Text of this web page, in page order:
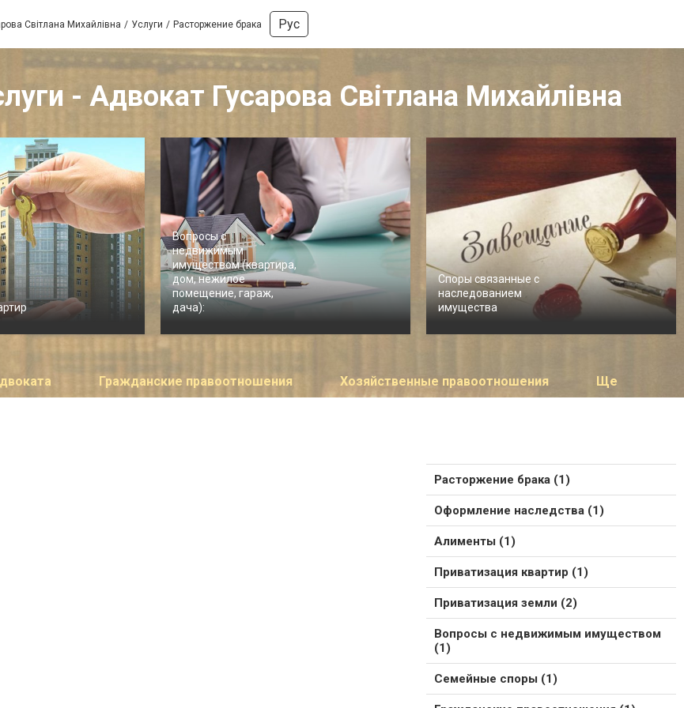
Світлана Михайлівна Услуги Расторжение брака Рус
- Адвокат Гусарова Світлана Михайлівна
Вопросы с
недвижимым
имуществом (квартира,
дом, нежилое
помещение, гараж,
дача):
Споры связанные с
наследованием
имущества
Гражданские правоотношения Хозяйственные правоотношения Ще
Расторжение брака (1)
Оформление наследства (1)
Алименты (1)
Приватизация квартир (1)
Приватизация земли (2)
Вопросы с недвижимым имуществом
(1)
Семейные споры (1)